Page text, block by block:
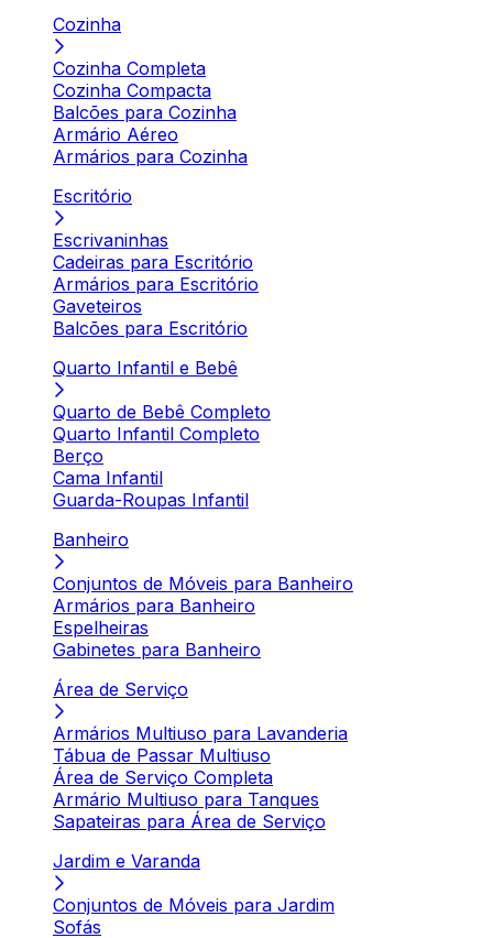
Cozinha
Cozinha Completa
Cozinha Compacta
Balcões para Cozinha
Armário Aéreo
Armários para Cozinha
Escritório
Escrivaninhas
Cadeiras para Escritório
Armários para Escritório
Gaveteiros
Balcões para Escritório
Quarto Infantil e Bebê
Quarto de Bebê Completo
Quarto Infantil Completo
Berço
Cama Infantil
Guarda-Roupas Infantil
Banheiro
Conjuntos de Móveis para Banheiro
Armários para Banheiro
Espelheiras
Gabinetes para Banheiro
Área de Serviço
Armários Multiuso para Lavanderia
Tábua de Passar Multiuso
Área de Serviço Completa
Armário Multiuso para Tanques
Sapateiras para Área de Serviço
Jardim e Varanda
Conjuntos de Móveis para Jardim
Sofás